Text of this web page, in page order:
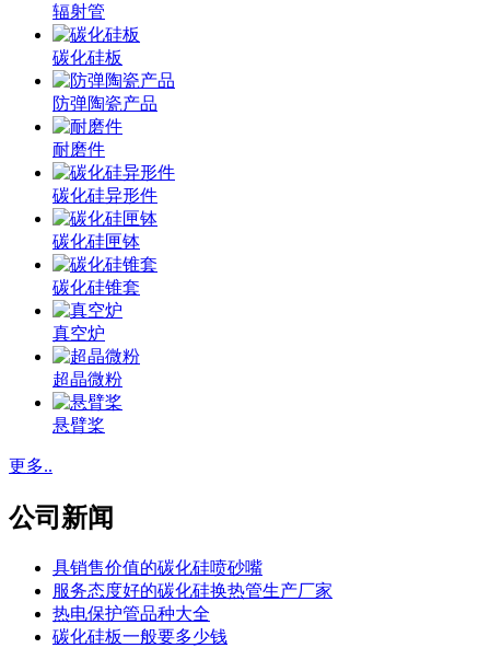
辐射管
碳化硅板
防弹陶瓷产品
耐磨件
碳化硅异形件
碳化硅匣钵
碳化硅锥套
真空炉
超晶微粉
悬臂桨
更多..
公司新闻
具销售价值的碳化硅喷砂嘴
服务态度好的碳化硅换热管生产厂家
热电保护管品种大全
碳化硅板一般要多少钱